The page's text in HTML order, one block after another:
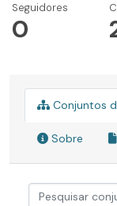
Seguidores
0
Conjuntos
Sobre